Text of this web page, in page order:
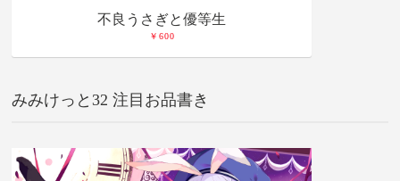
不良うさぎと優等生
￥600
みみけっと32 注目お品書き